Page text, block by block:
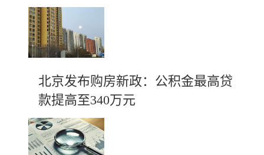
北京发布购房新政：公积金最高贷
款提高至340万元